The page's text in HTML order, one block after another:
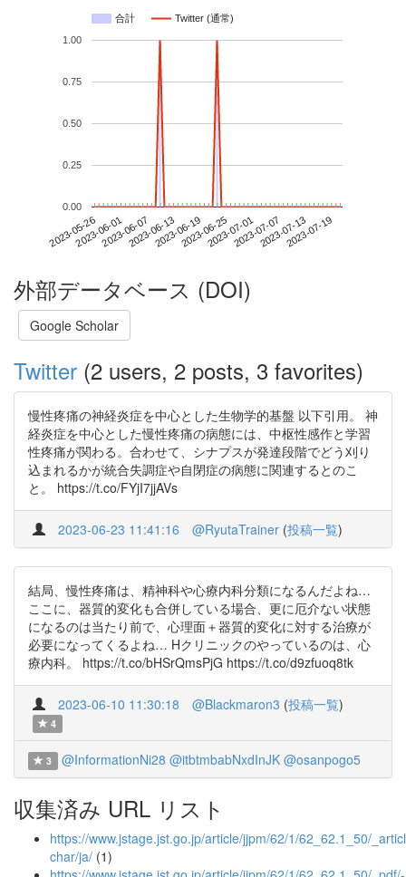
合計 Twitter (通常)
2023-05-262023-06-012023-06-072023-06-132023-06-192023-06-252023-07-012023-07-072023-07-132023-07-19
0.00
0.25
0.50
0.75
1.00
外部データベース (DOI)
Google Scholar
Twitter (2 users, 2 posts, 3 favorites)
慢性疼痛の神経炎症を中心とした生物学的基盤 以下引用。 神
経炎症を中心とした慢性疼痛の病態には、中枢性感作と学習
性疼痛が関わる。合わせて、シナプスが発達段階でどう刈り
込まれるかが統合失調症や自閉症の病態に関連するとのこ
と。 https://t.co/FYjI7jjAVs
2023-06-23 11:41:16 @RyutaTrainer (投稿一覧)
結局、慢性疼痛は、精神科や心療内科分類になるんだよね…
ここに、器質的変化も合併している場合、更に厄介ない状態
になるのは当たり前で、心理面＋器質的変化に対する治療が
必要になってくるよね… Hクリニックのやっているのは、心
療内科。 https://t.co/bHSrQmsPjG https://t.co/d9zfuoq8tk
2023-06-10 11:30:18 @Blackmaron3 (投稿一覧)
4
3 @InformationNi28 @itbtmbabNxdInJK @osanpogo5
収集済み URL リスト
https://www.jstage.jst.go.jp/article/jjpm/62/1/62_62.1_50/
char/ja/ (1)